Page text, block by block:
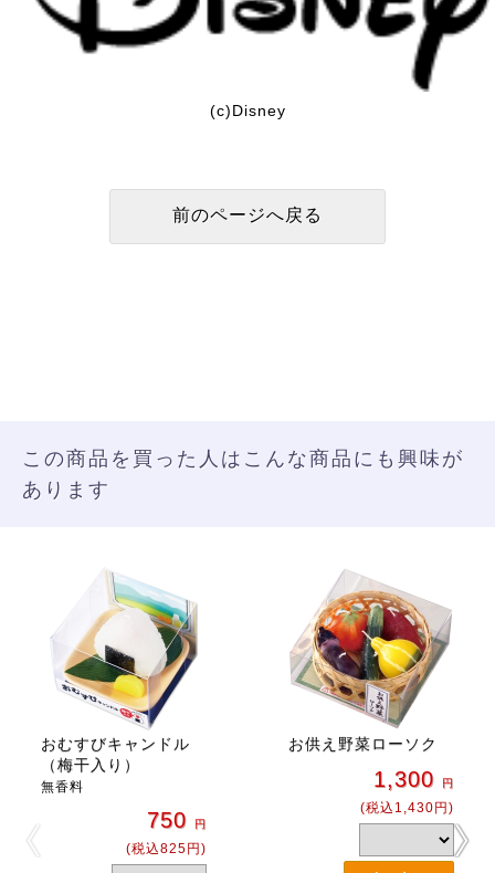
(c)Disney
この商品を買った人はこんな商品にも興味が
あります
おむすびキャンドル
（梅干入り）
無香料
750 円
(税込825円)
お供え野菜ローソク
1,300 円
(税込1,430円)